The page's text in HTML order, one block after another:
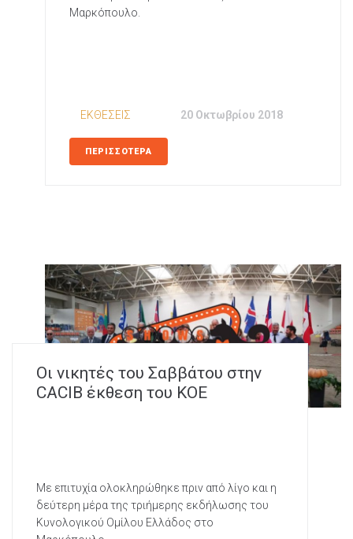
Μαρκόπουλο.
ΕΚΘΕΣΕΙΣ 20 Οκτωβρίου 2018
ΠΕΡΙΣΣΟΤΕΡΑ
Oι νικητές του Σαββάτου στην
CACIB έκθεση του ΚΟΕ
Με επιτυχία ολοκληρώθηκε πριν από λίγο και η
δεύτερη μέρα της τριήμερης εκδήλωσης του
Κυνολογικού Ομίλου Ελλάδος στο